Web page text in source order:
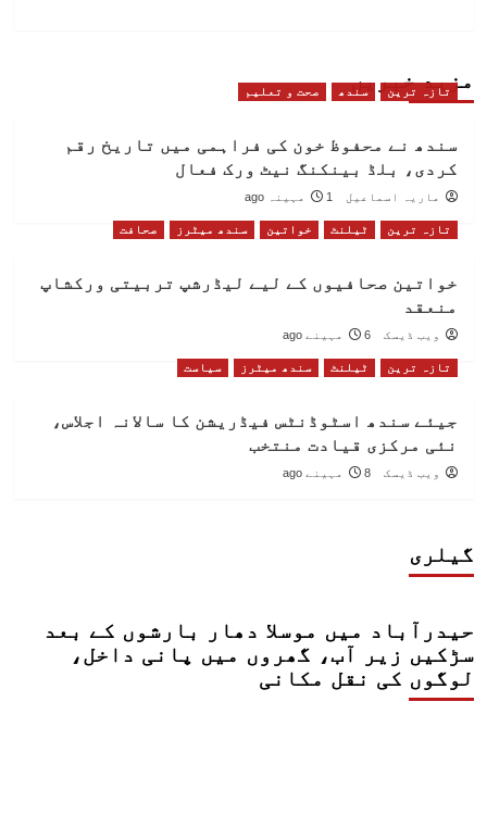
مزید خبریں
تازہ ترین سندھ صحت و تعلیم
سندھ نے محفوظ خون کی فراہمی میں تاریخ رقم
کردی، بلڈ بینکنگ نیٹ ورک فعال
ماریہ اسماعیل 1 مہینہ ago
تازہ ترین ٹیلنٹ خواتین سندھ میٹرز صحافت
خواتین صحافیوں کے لیے لیڈرشپ تربیتی ورکشاپ
منعقد
ویب ڈیسک 6 مہینے ago
تازہ ترین ٹیلنٹ سندھ میٹرز سیاست
جیئے سندھ اسٹوڈنٹس فیڈریشن کا سالانہ اجلاس،
نئی مرکزی قیادت منتخب
ویب ڈیسک 8 مہینے ago
گیلری
حیدرآباد میں موسلا دھار بارشوں کے بعد
سڑکیں زیر آب، گھروں میں پانی داخل،
لوگوں کی نقل مکانی